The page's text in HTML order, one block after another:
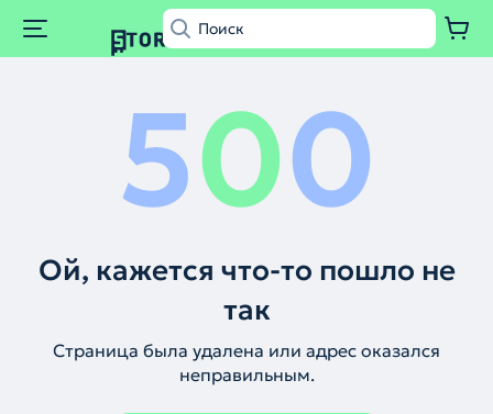
500
Ой, кажется что-то пошло не
так
Страница была удалена или адрес оказался
неправильным.